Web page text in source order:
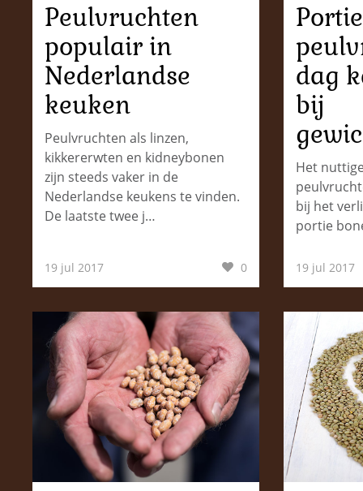
Peulvruchten
populair in
Nederlandse
keuken
Peulvruchten als linzen,
kikkererwten en kidneybonen
zijn steeds vaker in de
Nederlandse keukens te vinden.
De laatste twee j…
19 jul 2017 0
Portie
dag
bij
Het
bij het
portie
19 jul 2017